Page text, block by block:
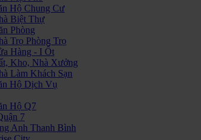
Hộ Chung Cư
Biệt Thự
Phòng
Trọ Phòng Trọ
Hàng - I Ốt
Kho, Nhà Xưởng
Làm Khách Sạn
Hộ Dịch Vụ
Hộ Q7
7
Anh Thanh Bình